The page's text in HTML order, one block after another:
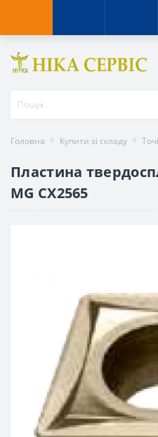
Головна Купити зі складу
Пластина
MG CX2565